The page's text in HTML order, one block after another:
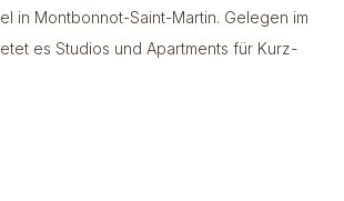
in Montbonnot-Saint-Martin. Gelegen im
es Studios und Apartments für Kurz-